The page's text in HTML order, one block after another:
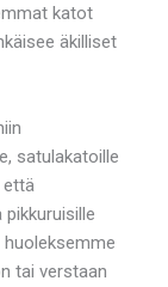
katot
äkilliset
satulakatoille
että
pikkuruisille
huoleksemme
tai verstaan